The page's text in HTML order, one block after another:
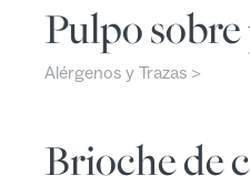
Pulpo
Alérgenos y Trazas >
Brioche de